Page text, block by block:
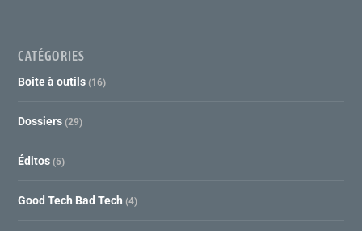
CATÉGORIES
Boite à outils (16)
Dossiers (29)
Éditos (5)
Good Tech Bad Tech (4)